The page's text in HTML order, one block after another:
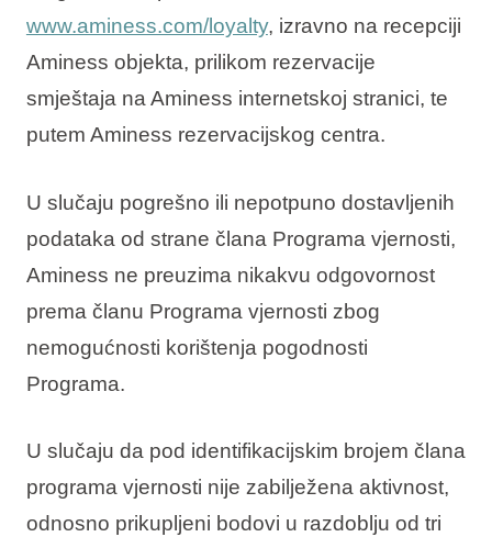
www.aminess.com/loyalty, izravno na recepciji
Aminess objekta, prilikom rezervacije
smještaja na Aminess internetskoj stranici, te
putem Aminess rezervacijskog centra.
U slučaju pogrešno ili nepotpuno dostavljenih
podataka od strane člana Programa vjernosti,
Aminess ne preuzima nikakvu odgovornost
prema članu Programa vjernosti zbog
nemogućnosti korištenja pogodnosti
Programa.
U slučaju da pod identifikacijskim brojem člana
programa vjernosti nije zabilježena aktivnost,
odnosno prikupljeni bodovi u razdoblju od tri